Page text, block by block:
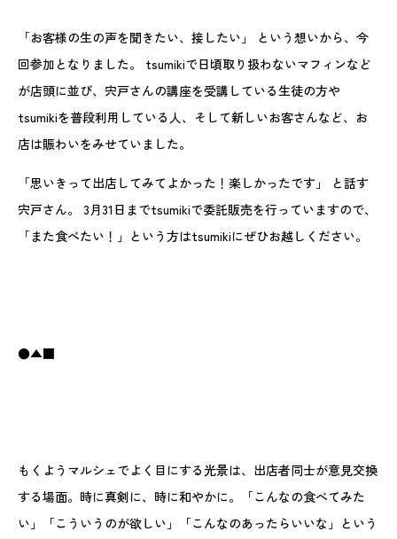
「お客様の生の声を聞きたい、接したい」 という想いから、今
回参加となりました。 tsumikiで日頃取り扱わないマフィンなど
が店頭に並び、宍戸さんの講座を受講している生徒の方や
tsumikiを普段利用している人、そして新しいお客さんなど、お
店は賑わいをみせていました。
「思いきって出店してみてよかった！楽しかったです」 と話す
宍戸さん。 3月31日までtsumikiで委託販売を行っていますので、
「また食べたい！」という方はtsumikiにぜひお越しください。
●▲■
もくようマルシェでよく目にする光景は、出店者同士が意見交換
する場面。時に真剣に、時に和やかに。「こんなの食べてみた
い」「こういうのが欲しい」「こんなのあったらいいな」という